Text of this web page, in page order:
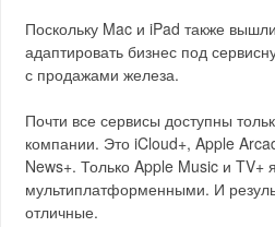
Поскольку Mac и iPad также
адаптировать бизнес под
с продажами железа.
Почти все сервисы доступны
компании. Это iCloud+, Apple
News+. Только Apple Music и TV+
мультиплатформенными. И
отличные.